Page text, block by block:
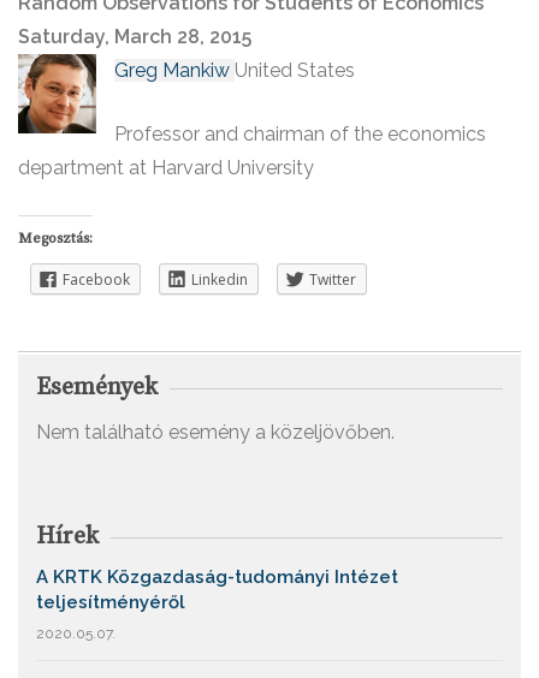
Saturday, March 28, 2015
Greg Mankiw United States
Professor and chairman of the economics
department at Harvard University
Megosztás:
Facebook Linkedin Twitter
Események
Nem található esemény a közeljövőben.
Hírek
A KRTK Közgazdaság-tudományi Intézet
teljesítményéről
2020.05.07.